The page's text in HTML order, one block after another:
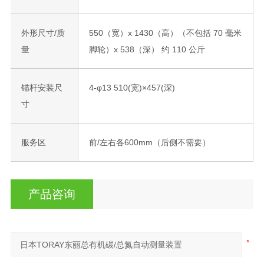
外形尺寸/质
量
550（宽）x 1430（高）（不包括 70 毫米
脚轮）x 538（深） 约 110 公斤
锚杆安装尺
寸
4-φ13 510(宽)×457(深)
服务区 前/左右各600mm（后侧不需要）
产品咨询